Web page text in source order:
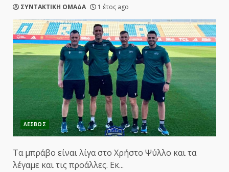
ΣΥΝΤΑΚΤΙΚΗ ΟΜΑΔΑ 1 έτος ago
ΛΕΣΒΟΣ
Τα μπράβο είναι λίγα στο Χρήστο Ψύλλο και τα
λέγαμε και τις προάλλες. Εκ...